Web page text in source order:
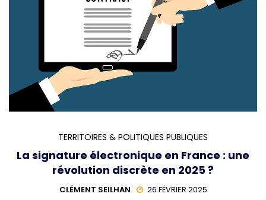
TERRITOIRES & POLITIQUES PUBLIQUES
La signature électronique en France : une
révolution discrète en 2025 ?
CLÉMENT SEILHAN 26 FÉVRIER 2025